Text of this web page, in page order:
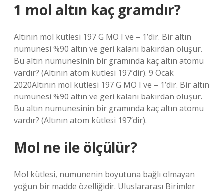
1 mol altın kaç gramdır?
Altının mol kütlesi 197 G MO I ve – 1’dir. Bir altın
numunesi %90 altın ve geri kalanı bakırdan oluşur.
Bu altın numunesinin bir gramında kaç altın atomu
vardır? (Altının atom kütlesi 197’dir). 9 Ocak
2020Altının mol kütlesi 197 G MO I ve – 1’dir. Bir altın
numunesi %90 altın ve geri kalanı bakırdan oluşur.
Bu altın numunesinin bir gramında kaç altın atomu
vardır? (Altının atom kütlesi 197’dir).
Mol ne ile ölçülür?
Mol kütlesi, numunenin boyutuna bağlı olmayan
yoğun bir madde özelliğidir. Uluslararası Birimler